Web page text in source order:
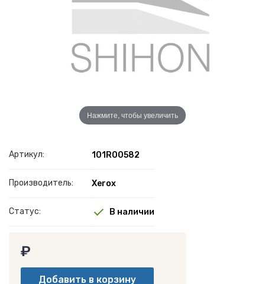
Нажмите, чтобы увеличить
Артикул: 101R00582
Производитель: Xerox
Статус: В наличии
₽